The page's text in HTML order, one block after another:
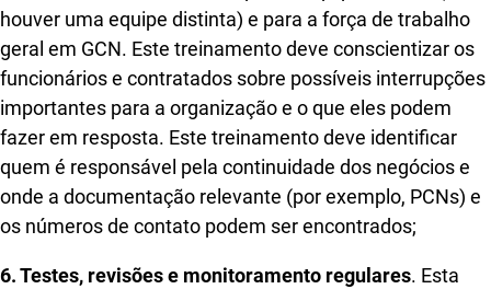
houver uma equipe distinta) e para a força de trabalho
geral em GCN. Este treinamento deve conscientizar os
funcionários e contratados sobre possíveis interrupções
importantes para a organização e o que eles podem
fazer em resposta. Este treinamento deve identificar
quem é responsável pela continuidade dos negócios e
onde a documentação relevante (por exemplo, PCNs) e
os números de contato podem ser encontrados;
6. Testes, revisões e monitoramento regulares. Esta